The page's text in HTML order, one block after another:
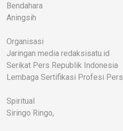
Bendahara
Aningsih
Organisasi
Jaringan media redaksisatu.id
Serikat Pers Republik Indonesia
Lembaga Sertifikasi Profesi Pers
Spiritual
Siringo Ringo,